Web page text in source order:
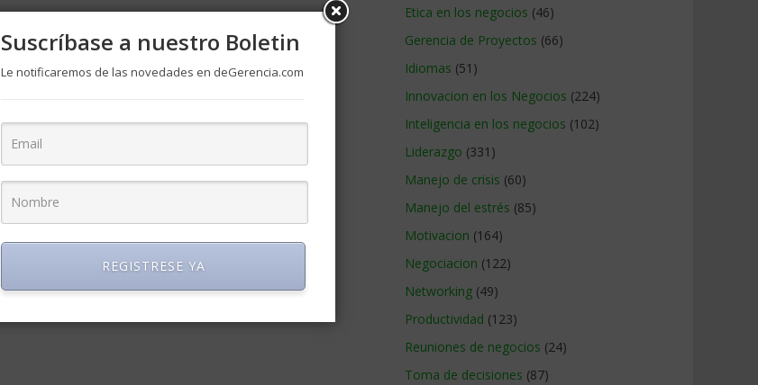
Etica en los negocios (46)
Gerencia de Proyectos (66)
Idiomas (51)
Innovacion en los Negocios (224)
Inteligencia en los negocios (102)
Liderazgo (331)
Manejo de crisis (60)
Manejo del estrés (85)
Motivacion (164)
Negociacion (122)
Networking (49)
Productividad (123)
Reuniones de negocios (24)
Toma de decisiones (87)
Suscríbase a nuestro Boletin
Le notificaremos de las novedades en deGerencia.com
REGISTRESE YA